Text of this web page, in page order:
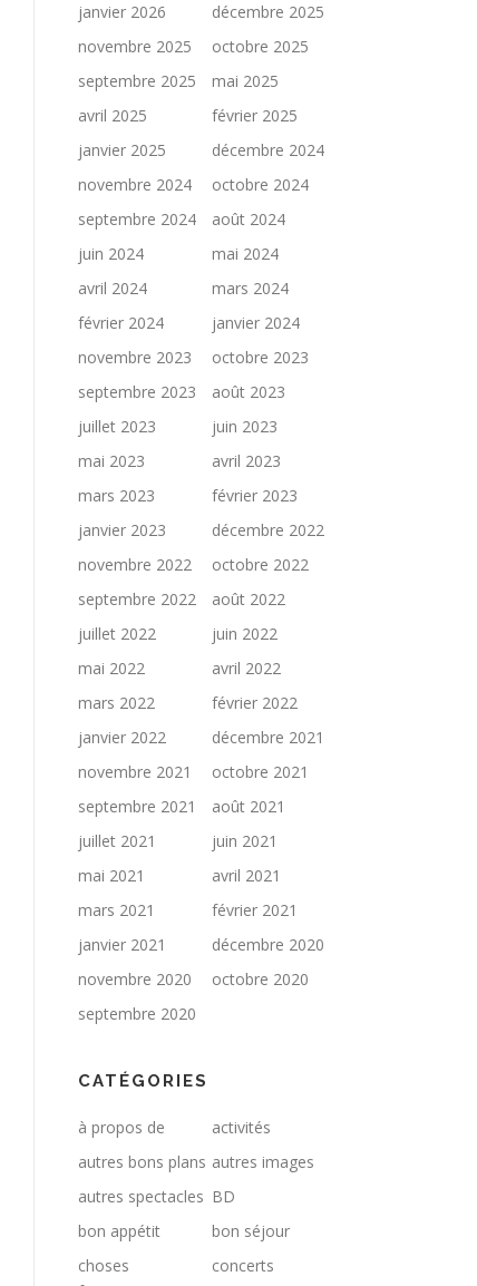
janvier 2026
décembre 2025
novembre 2025
octobre 2025
septembre 2025
mai 2025
avril 2025
février 2025
janvier 2025
décembre 2024
novembre 2024
octobre 2024
septembre 2024
août 2024
juin 2024
mai 2024
avril 2024
mars 2024
février 2024
janvier 2024
novembre 2023
octobre 2023
septembre 2023
août 2023
juillet 2023
juin 2023
mai 2023
avril 2023
mars 2023
février 2023
janvier 2023
décembre 2022
novembre 2022
octobre 2022
septembre 2022
août 2022
juillet 2022
juin 2022
mai 2022
avril 2022
mars 2022
février 2022
janvier 2022
décembre 2021
novembre 2021
octobre 2021
septembre 2021
août 2021
juillet 2021
juin 2021
mai 2021
avril 2021
mars 2021
février 2021
janvier 2021
décembre 2020
novembre 2020
octobre 2020
septembre 2020
CATÉGORIES
à propos de
activités
autres bons plans autres images
autres spectacles BD
bon appétit
bon séjour
choses
concerts